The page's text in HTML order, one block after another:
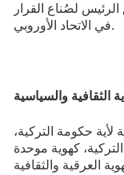
لصُناع القرار
في الاتحاد الأوروبي.
حكومة التركية،
كهوية موحدة
العرقية والثقافية